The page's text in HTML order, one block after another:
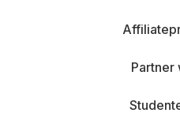
Partner